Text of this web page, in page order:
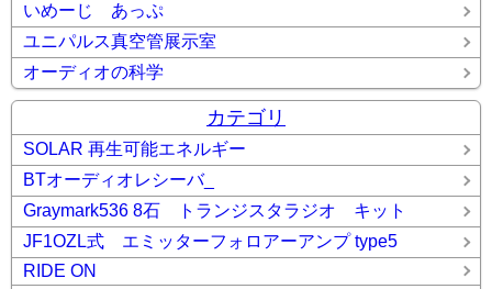
いめーじ あっぷ
ユニパルス真空管展示室
オーディオの科学
カテゴリ
SOLAR 再生可能エネルギー
BTオーディオレシーバ_
Graymark536 8石 トランジスタラジオ キット
JF1OZL式 エミッターフォロアーアンプ type5
RIDE ON